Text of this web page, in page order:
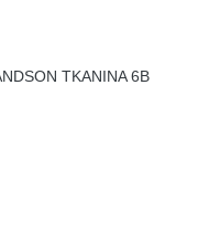
TKANINA 6B